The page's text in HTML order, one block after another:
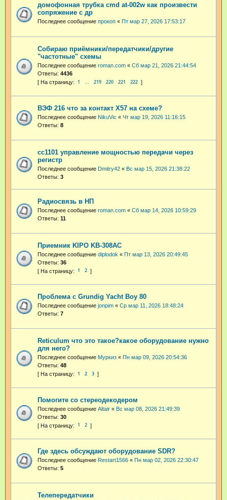
домофонная трубка cmd at-002w как произвести
сопряжение с др
Последнее сообщение прокоп « Пт мар 27, 2026 17:53:17
Собираю приёмники/передатчики/другие
"частотные" схемы
Последнее сообщение roman.com « Сб мар 21, 2026 21:44:54
Ответы: 4436
1 219 220 221 222
ВЭФ 216 что за контакт Х57 на схеме?
Последнее сообщение NikuVic « Чт мар 19, 2026 11:16:15
Ответы: 8
сс1101 управление мощностью передачи через
регистр
Последнее сообщение Dmitry42 « Вс мар 15, 2026 21:38:22
Ответы: 3
Радиосвязь в НП
Последнее сообщение roman.com « Сб мар 14, 2026 10:59:29
Ответы: 11
Приемник KIPO KB-308AC
Последнее сообщение diplodok « Пт мар 13, 2026 20:49:45
Ответы: 36
1 2
Проблема с Grundig Yacht Boy 80
Последнее сообщение jonpim « Ср мар 11, 2026 18:48:24
Ответы: 7
Reticulum что это такое?какое оборудование нужно
для него?
Последнее сообщение Муркиз « Пн мар 09, 2026 20:54:36
Ответы: 48
1 2 3
Помогите со стереодекодером
Последнее сообщение Altair « Вс мар 08, 2026 21:49:39
Ответы: 30
1 2
Где здесь обсуждают оборудование SDR?
Последнее сообщение Restart1566 « Пн мар 02, 2026 22:30:47
Ответы: 5
Телепередатчики